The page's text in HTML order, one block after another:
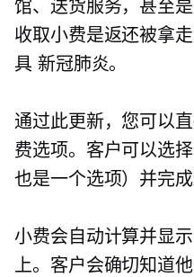
馆、送货服务，甚至是
收取小费是返还被拿
具 新冠肺炎。
通过此更新，您可以
费选项。客户可以选
也是一个选项）并完成
小费会自动计算并显
上。客户会确切知道